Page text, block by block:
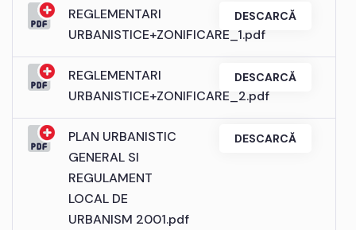
REGLEMENTARI
URBANISTICE+ZONIFICARE_1.pdf
DESCARCĂ
REGLEMENTARI
URBANISTICE+ZONIFICARE_2.pdf
DESCARCĂ
PLAN URBANISTIC
GENERAL SI
REGULAMENT
LOCAL DE
URBANISM 2001.pdf
DESCARCĂ